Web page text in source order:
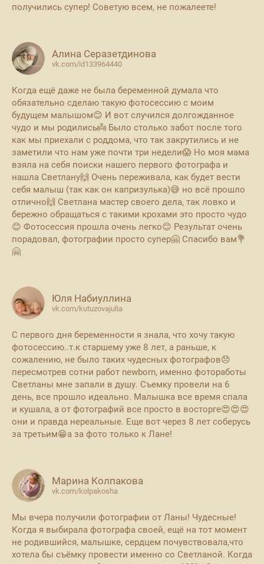
получились супер! Советую всем, не пожалеете!
Алина Серазетдинова
vk.com/id133964440
Когда ещё даже не была беременной думала что
обязательно сделаю такую фотосессию с моим
будущем малышом😊 И вот случился долгожданное
чудо и мы родились👼 Было столько забот после того
как мы приехали с роддома, что так закрутились и не
заметили что нам уже почти три недели😱 Но моя мама
взяла на себя поиски нашего первого фотографа и
нашла Светлану🙌 Очень переживала, как будет вести
себя малыш (так как он капризулька)😅 но всё прошло
отлично🙌 Светлана мастер своего дела, так ловко и
бережно обращаться с такими крохами это просто чудо
😊 Фотосессия прошла очень легко😊 Результат очень
порадовал, фотографии просто супер🤗 Спасибо вам💐
🤗
Юля Набиуллина
vk.com/kutuzovajulia
С первого дня беременности я знала, что хочу такую
фотосессию..т.к старшему уже 8 лет, а раньше, к
сожалению, не было таких чудесных фотографов😞
пересмотрев сотни работ newborn, именно фотоработы
Светланы мне запали в душу. Съемку провели на 6
день, все прошло идеально. Малышка все время спала
и кушала, а от фотографий все просто в восторге😍😍😍
они и правда нереальные. Еще вот через 8 лет соберусь
за третьим😁а за фото только к Лане!
Марина Колпакова
vk.com/kolpakosha
Мы вчера получили фотографии от Ланы! Чудесные!
Когда я выбирала фотографа своей, ещё на тот момент
не родившийся, малышке, сердцем почувствовала,что
хотела бы съёмку провести именно со Светланой. Когда